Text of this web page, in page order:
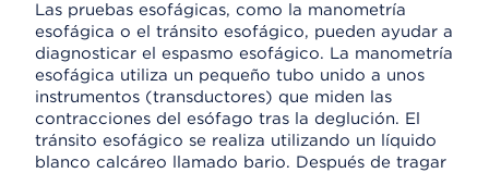
Las pruebas esofágicas, como la manometría
esofágica o el tránsito esofágico, pueden ayudar a
diagnosticar el espasmo esofágico. La manometría
esofágica utiliza un pequeño tubo unido a unos
instrumentos (transductores) que miden las
contracciones del esófago tras la deglución. El
tránsito esofágico se realiza utilizando un líquido
blanco calcáreo llamado bario. Después de tragar